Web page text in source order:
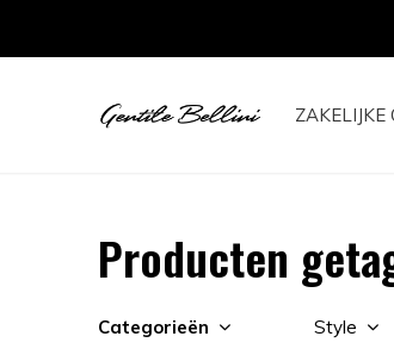
ZAKELIJKE
Producten
Categorieën Style